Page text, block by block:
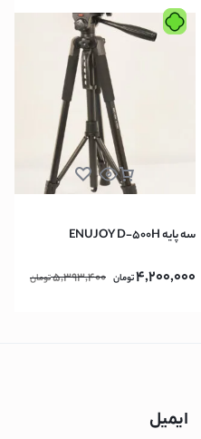
سه پايه ENUJOY D-500H
4,200,000تومان 5,393,400تومان
ایمیل